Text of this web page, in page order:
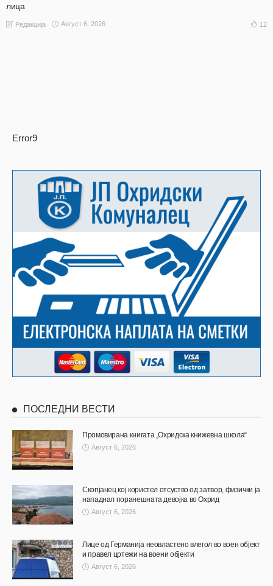
лица
Редакција Август 6, 2026 12
Error9
ПОСЛЕДНИ ВЕСТИ
Промовирана книгата „Охридска книжевна школа“
Август 6, 2026
Скопјанец кој користел отсуство од затвор, физички ја
нападнал поранешната девојка во Охрид
Август 6, 2026
Лице од Германија неовластено влегол во воен објект
и правел цртежи на воени објекти
Август 6, 2026